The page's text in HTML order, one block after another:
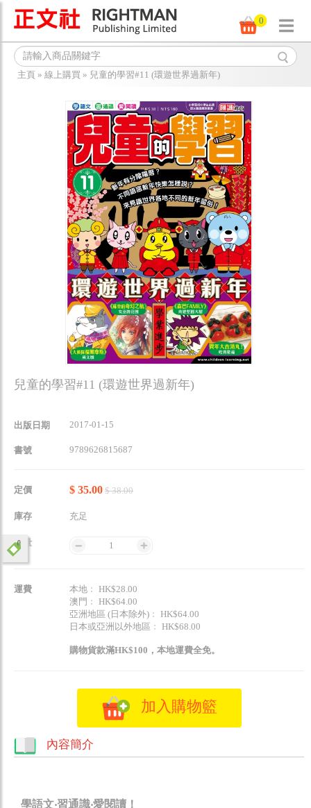
0
主頁 » 線上購買 » 兒童的學習#11 (環遊世界過新年)
兒童的學習#11 (環遊世界過新年)
出版日期 2017-01-15
書號 9789626815687
定價 $ 35.00 $ 38.00
庫存 充足
數量 1
運費
本地﹕ HK$28.00
澳門﹕ HK$64.00
亞洲地區 (日本除外)﹕ HK$64.00
日本或亞洲以外地區﹕ HK$68.00
購物貨款滿HK$100，本地運費全免。
加入購物籃
內容簡介
學語文‧習通識‧愛閱讀！